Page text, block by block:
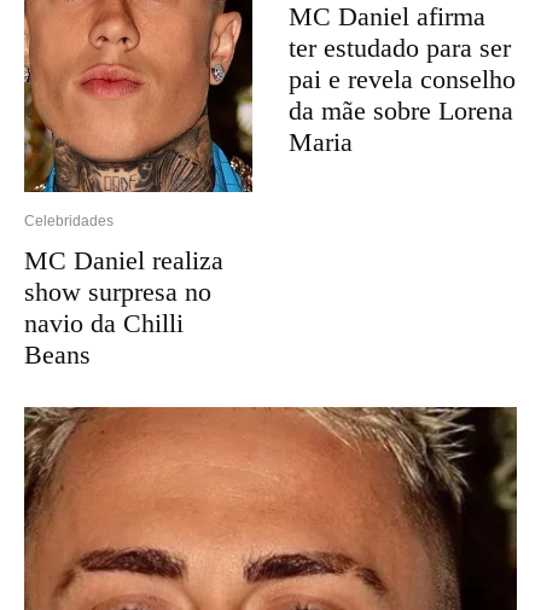
Celebridades
MC Daniel realiza
show surpresa no
navio da Chilli
Beans
MC Daniel afirma
ter estudado para ser
pai e revela conselho
da mãe sobre Lorena
Maria